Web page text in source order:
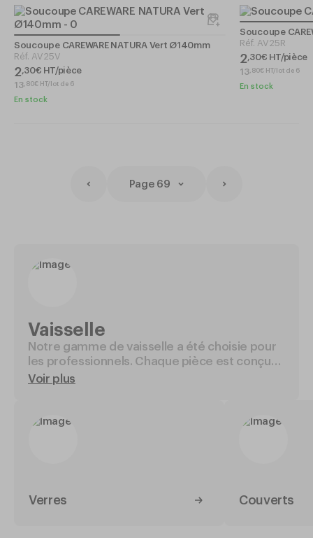
Soucoupe CAREWARE NATURA Vert Ø140mm
Réf. AV25V
2,30€ HT/pièce
13, 80€ HT/lot de 6
En stock
Soucoupe
Réf. AV25R
2,30€ HT/pièce
13, 80€ HT/lot de 6
En stock
Page 69
Vaisselle
Notre gamme de vaisselle a été choisie pour
les professionnels. Chaque pièce est conçue
pour allier durabilité et esthétique, répondant
verres ou des couverts, vous trouverez des
Voir plus
Verres Couverts